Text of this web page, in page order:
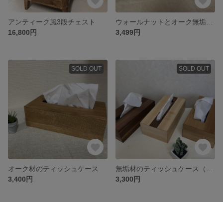
アンティーク風3段チェスト
16,800円
3,499円
SOLD OUT
オーク材のティッシュケース
3,400円
SOLD OUT
3,300円